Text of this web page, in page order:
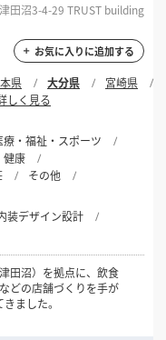
田沼3-4-29 TRUST building
お気に入りに追加する
県 大分県
宮崎県
しく見る
療・福祉・スポーツ
健康
その他
装デザイン設計
田沼）を拠点に、飲食
どの店舗づくりを手が
ました。